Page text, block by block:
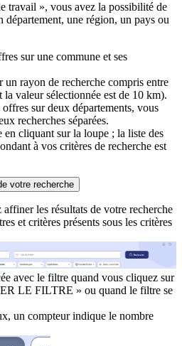
travail », vous avez la possibilité de
département, une région, un pays ou
sur une commune et ses
un rayon de recherche compris entre
valeur sélectionnée est de 10 km).
sur deux départements, vous
recherches séparées.
en cliquant sur la loupe ; la liste des
à vos critères de recherche est
votre recherche
les résultats de votre recherche
et critères présents sous les critères
avec le filtre quand vous cliquez sur
LE FILTRE » ou quand le filtre se
un compteur indique le nombre